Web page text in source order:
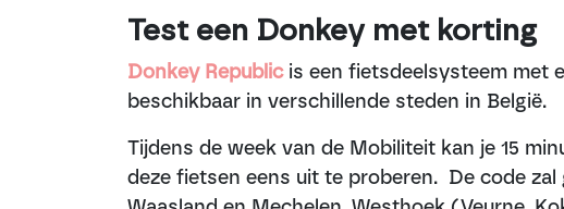
Test een Donkey met korting
Donkey Republicis een fietsdeelsysteem met
beschikbaar in verschillende steden in België.
Tijdens de week van de Mobiliteit kan je 15
deze fietsen eens uit te proberen. De code